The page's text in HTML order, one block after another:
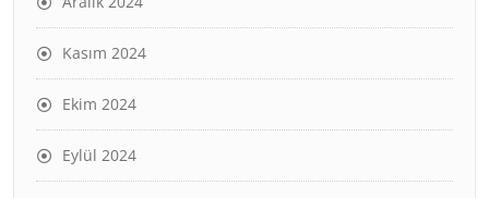
Kasım 2024
Ekim 2024
Eylül 2024